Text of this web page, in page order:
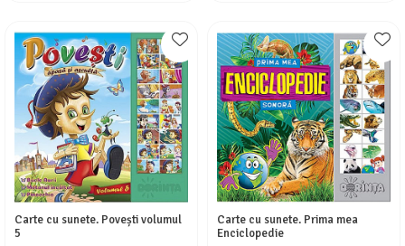
Carte cu sunete. Povești volumul
5
Carte cu sunete. Prima mea
Enciclopedie